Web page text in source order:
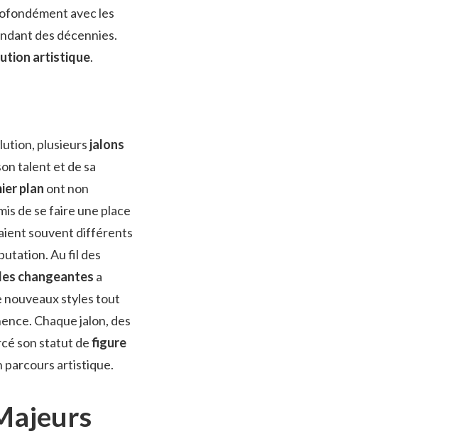
avec les
des décennies.
artistique.
plusieurs jalons
talent et de sa
plan ont non
de se faire une place
souvent différents
Au fil des
changeantes a
nouveaux styles tout
Chaque jalon, des
son statut defigure
parcours artistique.